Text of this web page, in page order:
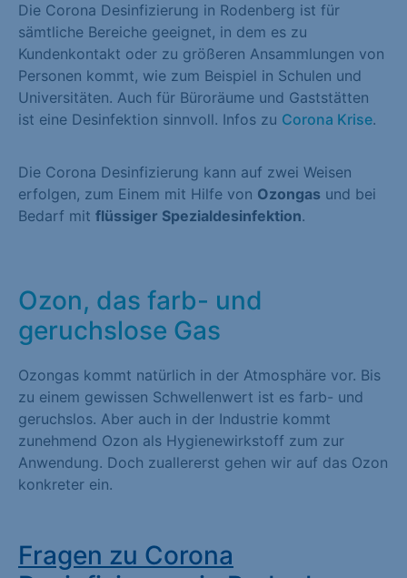
Die Corona Desinfizierung in Rodenberg ist für
sämtliche Bereiche geeignet, in dem es zu
Kundenkontakt oder zu größeren Ansammlungen von
Personen kommt, wie zum Beispiel in Schulen und
Universitäten. Auch für Büroräume und Gaststätten
ist eine Desinfektion sinnvoll. Infos zu Corona Krise.
Die Corona Desinfizierung kann auf zwei Weisen
erfolgen, zum Einem mit Hilfe von Ozongas und bei
Bedarf mit flüssiger Spezialdesinfektion.
Ozon, das farb- und
geruchslose Gas
Ozongas kommt natürlich in der Atmosphäre vor. Bis
zu einem gewissen Schwellenwert ist es farb- und
geruchslos. Aber auch in der Industrie kommt
zunehmend Ozon als Hygienewirkstoff zum zur
Anwendung. Doch zuallererst gehen wir auf das Ozon
konkreter ein.
Fragen zu Corona